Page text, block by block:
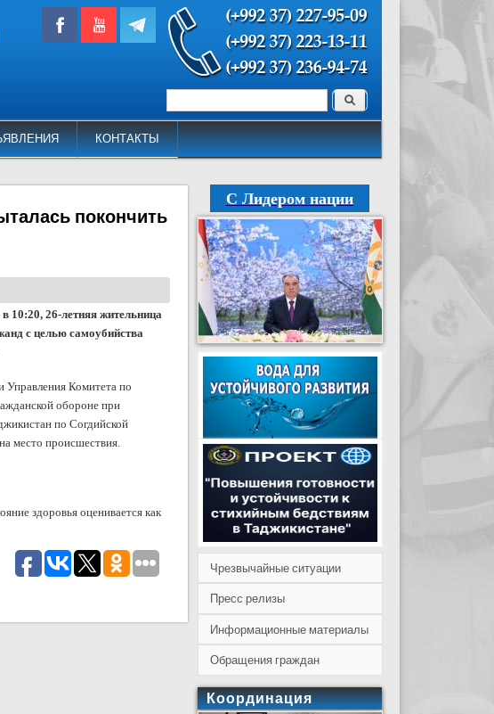
КОНТАКТЫ
Форма поиска Поиск
покончить
10:20, 26-летняя жительница
с целью самоубийства
Управления Комитета по
обороне при
по Согдийской
место происшествия.
здоровья оценивается как
С Лидером нации
Чрезвычайные ситуации
Пресс релизы
Информационные материалы
Обращения граждан
Координация